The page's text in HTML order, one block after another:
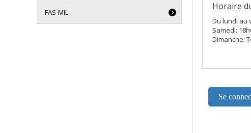
Horaire
Du lundi au
Samedi:
Dimanche:
FAS-MIL